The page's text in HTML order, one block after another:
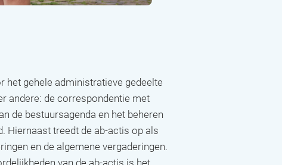
het gehele administratieve gedeelte
andere: de correspondentie met
de bestuursagenda en het beheren
Hiernaast treedt de ab-actis op als
en de algemene vergaderingen.
van de ab-actis is het